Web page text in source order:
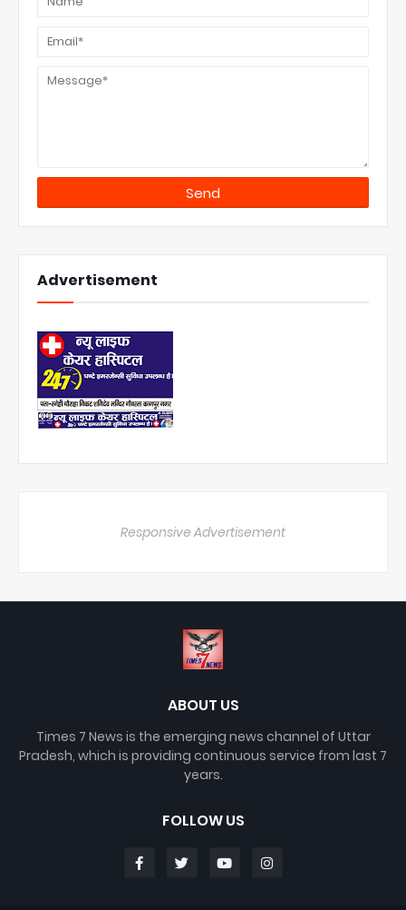
Advertisement
Responsive Advertisement
ABOUT US
Times 7 News is the emerging news channel of Uttar
Pradesh, which is providing continuous service from last 7
years.
FOLLOW US